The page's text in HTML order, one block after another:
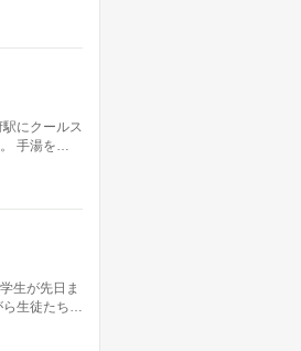
にクールス
。 手湯を…
生が先日ま
ら生徒たち…